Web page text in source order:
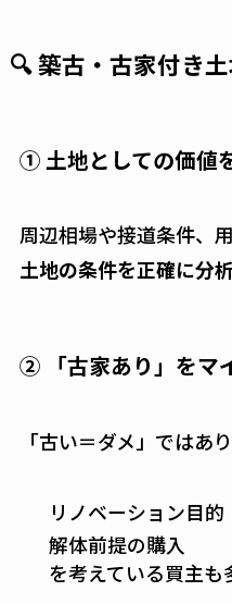
🔍 築古・古家付き
① 土地としての価値
周辺相場や接道条件、
土地の条件を正確に分
② 「古家あり」をマ
「古い＝ダメ」ではあ
リノベーション目的
解体前提の購入
を考えている買主も